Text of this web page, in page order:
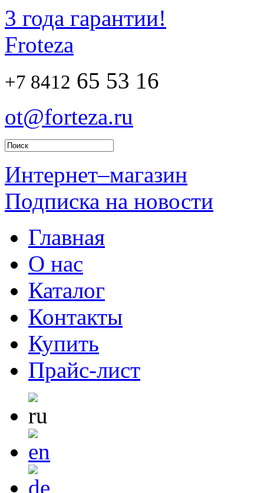
3 года гарантии!
Froteza
+7 8412 65 53 16
ot@forteza.ru
Интернет–магазин
Подписка на новости
Главная
О нас
Каталог
Контакты
Купить
Прайс-лист